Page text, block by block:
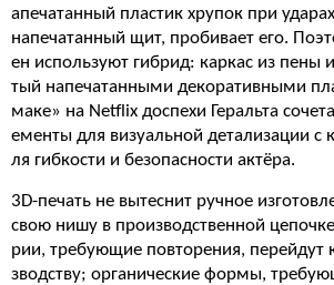
апечатанный пластик хрупок при
напечатанный щит, пробивает его.
ен используют гибрид: каркас из пены
тый напечатанными декоративными
маке» на Netflix доспехи Геральта
ементы для визуальной детализации с
ля гибкости и безопасности актёра.
3D-печать не вытеснит ручное
свою нишу в производственной
рии, требующие повторения,
зводству; органические формы,